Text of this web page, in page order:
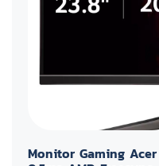
Monitor Gaming